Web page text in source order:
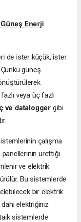
Enerji
de ister küçük, ister
güneş
veya üç fazlı
ve datalogger gibi
çalışma
ürettiği
ve elektrik
Bu sistemlerde
bir elektrik
elektriğiniz
sistemlerde